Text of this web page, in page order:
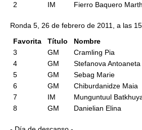
2
IM Fierro Baquero
Ronda 5, 26 de febrero de 2011, a las
Favorita
Título Nombre
3
GM Cramling Pia
4
GM Stefanova Antoaneta
5
GM Sebag Marie
6
GM Chiburdanidze Maia
7
IM Munguntuul
8
GM Danielian Elina